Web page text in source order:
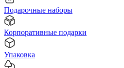
Подарочные наборы
Корпоративные подарки
Упаковка